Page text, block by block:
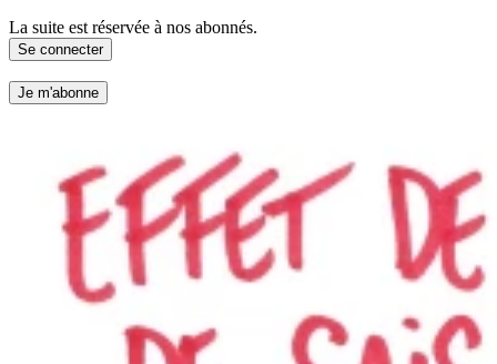
La suite est réservée à nos abonnés.
Se connecter
Je m'abonne